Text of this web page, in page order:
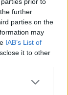
further
parties on the
may
IAB’s List of
it to other
μετά τις
χελωνάκια